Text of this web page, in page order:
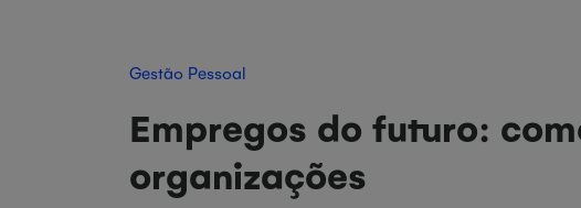
Gestão Pessoal
Empregos do futuro:
organizações